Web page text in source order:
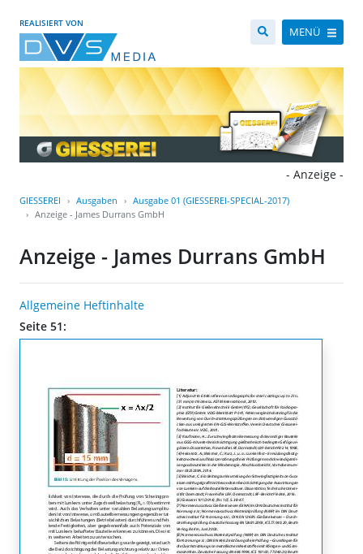
REALISIERT VON
MENÜ
- Anzeige -
GIESSEREI Ausgaben
Ausgabe 01 (GIESSEREI-SPECIAL-2017)
Anzeige - James Durrans GmbH
Anzeige - James Durrans GmbH
Allgemeine Heftinhalte
Seite 51: